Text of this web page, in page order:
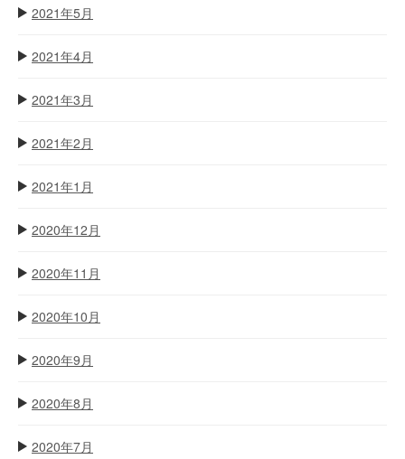
2021年5月
2021年4月
2021年3月
2021年2月
2021年1月
2020年12月
2020年11月
2020年10月
2020年9月
2020年8月
2020年7月